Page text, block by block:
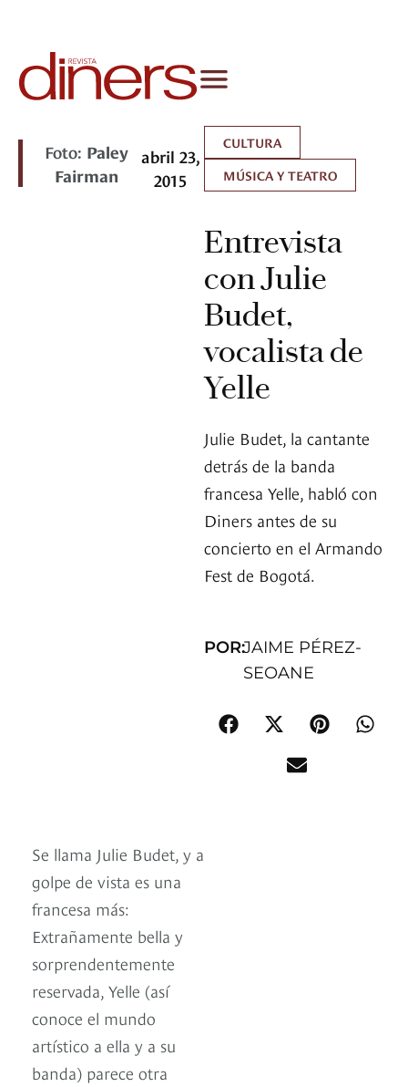
Foto: Paley
Fairman
abril 23,
2015
CULTURA
MÚSICA Y TEATRO
Entrevista
con Julie
Budet,
vocalista de
Yelle
Julie Budet, la cantante
detrás de la banda
francesa Yelle, habló con
Diners antes de su
concierto en el Armando
Fest de Bogotá.
POR:JAIME PÉREZ-
SEOANE
Se llama Julie Budet, y a
golpe de vista es una
francesa más:
Extrañamente bella y
sorprendentemente
reservada, Yelle (así
conoce el mundo
artístico a ella y a su
banda) parece otra